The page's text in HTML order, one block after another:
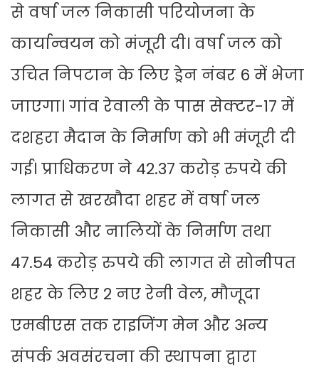
से वर्षा जल निकासी परियोजना के
कार्यान्वयन को मंजूरी दी। वर्षा जल को
उचित निपटान के लिए ड्रेन नंबर 6 में भेजा
जाएगा। गांव रेवाली के पास सेक्टर-17 में
दशहरा मैदान के निर्माण को भी मंजूरी दी
गई। प्राधिकरण ने 42.37 करोड़ रुपये की
लागत से खरखौदा शहर में वर्षा जल
निकासी और नालियों के निर्माण तथा
47.54 करोड़ रुपये की लागत से सोनीपत
शहर के लिए 2 नए रेनी वेल, मौजूदा
एमबीएस तक राइजिंग मेन और अन्य
संपर्क अवसंरचना की स्थापना द्वारा